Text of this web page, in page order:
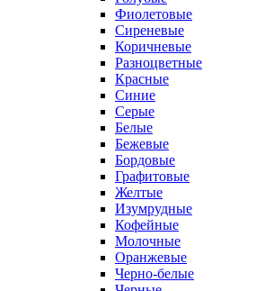
Фиолетовые
Сиреневые
Коричневые
Разноцветные
Красные
Синие
Серые
Белые
Бежевые
Бордовые
Графитовые
Желтые
Изумрудные
Кофейные
Молочные
Оранжевые
Черно-белые